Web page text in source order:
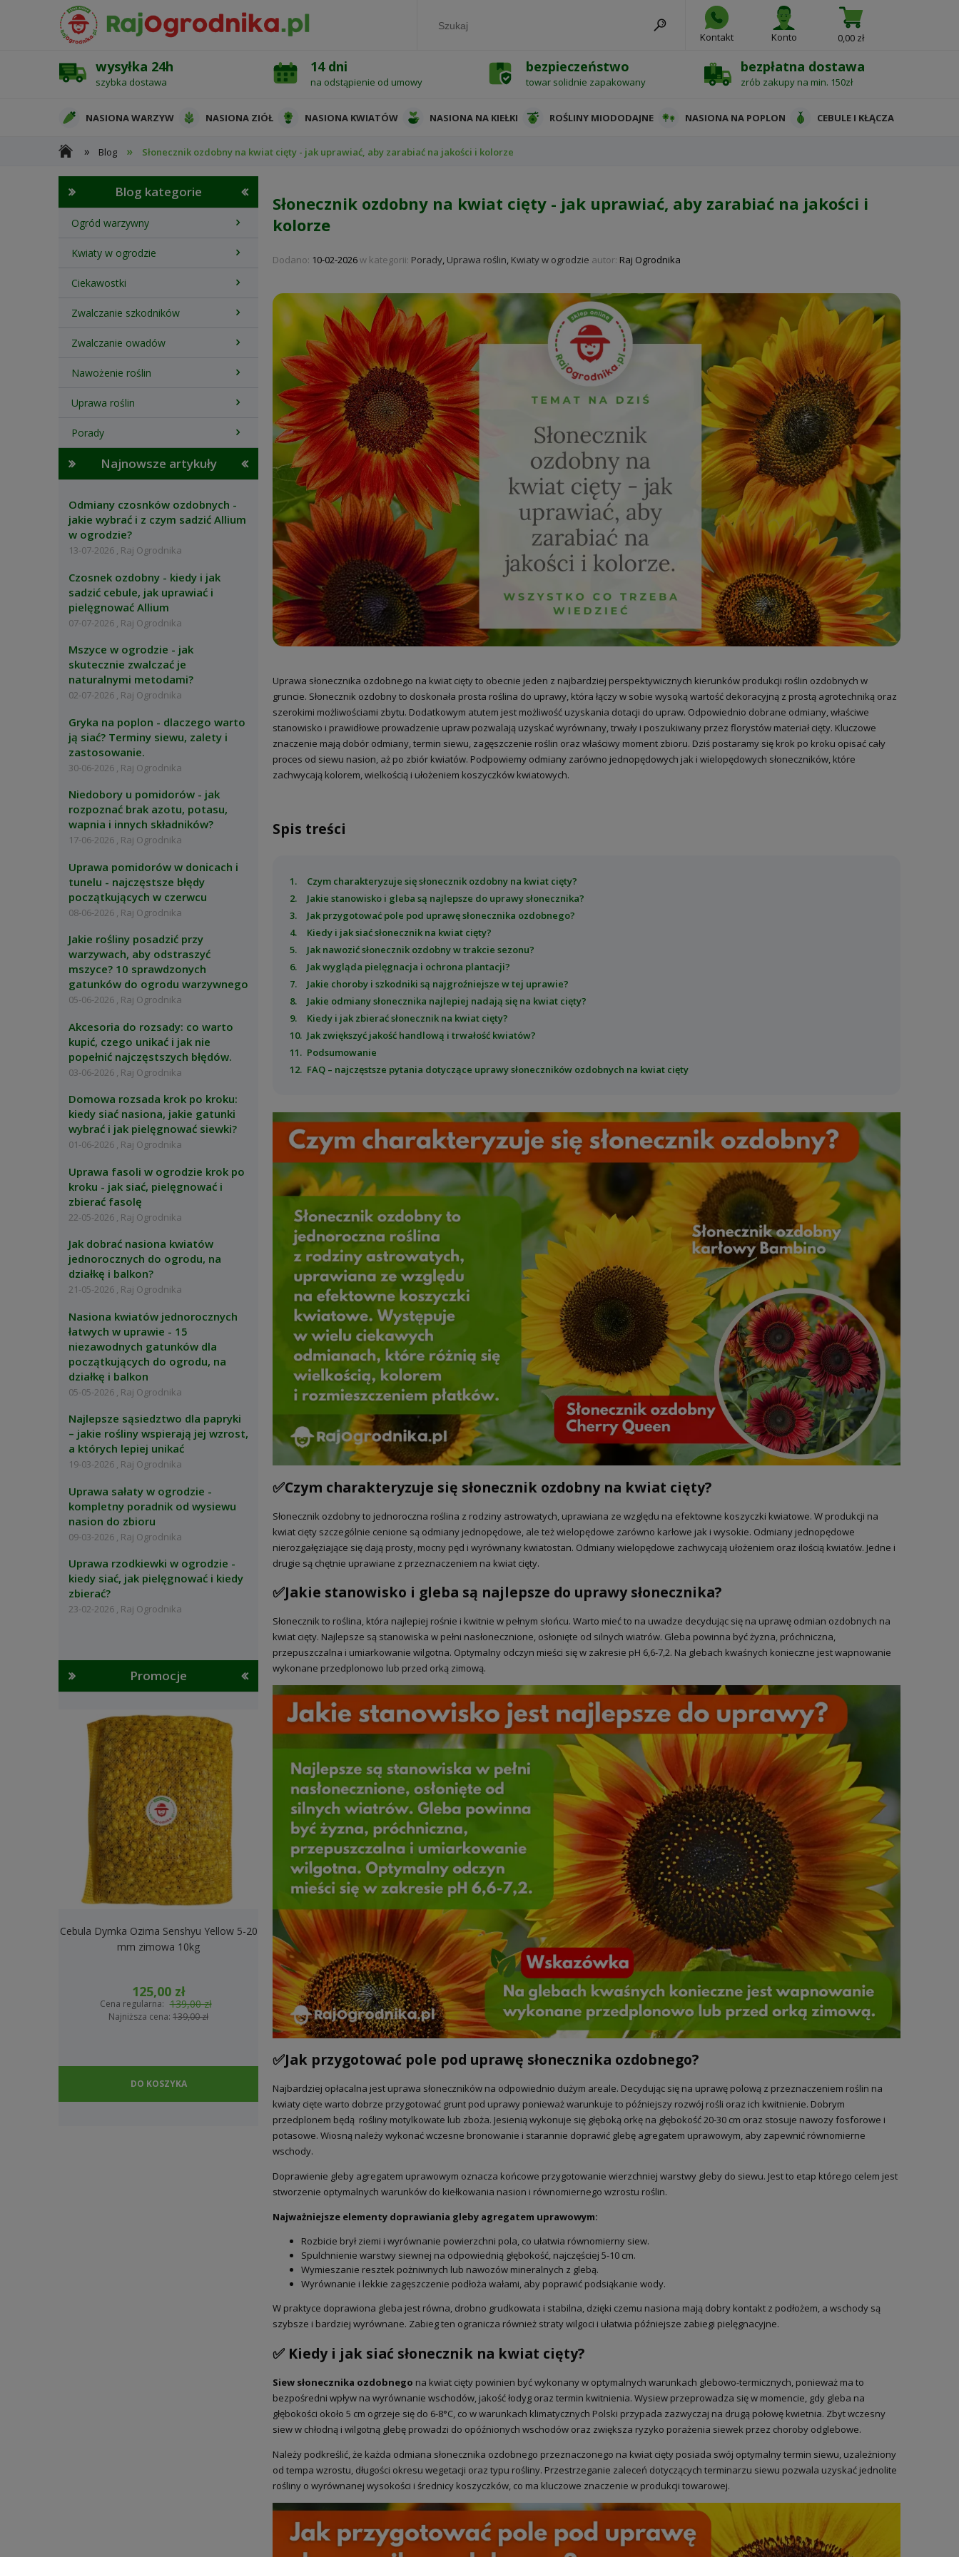
Kontakt Konto 0,00 zł
wysyłka 24h
szybka dostawa
14 dni
na odstąpienie od umowy
bezpieczeństwo
towar solidnie zapakowany
bezpłatna dostawa
zrób zakupy na min. 150zł
NASIONA WARZYW NASIONA ZIÓŁ NASIONA KWIATÓW NASIONA NA KIEŁKI ROŚLINY MIODODAJNE NASIONA NA POPLON CEBULE I KŁĄCZA
OCHRONA ROŚLIN
» Blog » Słonecznik ozdobny na kwiat cięty - jak uprawiać, aby zarabiać na jakości i kolorze
Blog kategorie
Ogród warzywny
Kwiaty w ogrodzie
Ciekawostki
Zwalczanie szkodników
Zwalczanie owadów
Nawożenie roślin
Uprawa roślin
Porady
Najnowsze artykuły
Odmiany czosnków ozdobnych -
jakie wybrać i z czym sadzić Allium
w ogrodzie?
13-07-2026 , Raj Ogrodnika
Czosnek ozdobny - kiedy i jak
sadzić cebule, jak uprawiać i
pielęgnować Allium
07-07-2026 , Raj Ogrodnika
Mszyce w ogrodzie - jak
skutecznie zwalczać je
naturalnymi metodami?
02-07-2026 , Raj Ogrodnika
Gryka na poplon - dlaczego warto
ją siać? Terminy siewu, zalety i
zastosowanie.
30-06-2026 , Raj Ogrodnika
Niedobory u pomidorów - jak
rozpoznać brak azotu, potasu,
wapnia i innych składników?
17-06-2026 , Raj Ogrodnika
Uprawa pomidorów w donicach i
tunelu - najczęstsze błędy
początkujących w czerwcu
08-06-2026 , Raj Ogrodnika
Jakie rośliny posadzić przy
warzywach, aby odstraszyć
mszyce? 10 sprawdzonych
gatunków do ogrodu warzywnego
05-06-2026 , Raj Ogrodnika
Akcesoria do rozsady: co warto
kupić, czego unikać i jak nie
popełnić najczęstszych błędów.
03-06-2026 , Raj Ogrodnika
Domowa rozsada krok po kroku:
kiedy siać nasiona, jakie gatunki
wybrać i jak pielęgnować siewki?
01-06-2026 , Raj Ogrodnika
Uprawa fasoli w ogrodzie krok po
kroku - jak siać, pielęgnować i
zbierać fasolę
22-05-2026 , Raj Ogrodnika
Jak dobrać nasiona kwiatów
jednorocznych do ogrodu, na
działkę i balkon?
21-05-2026 , Raj Ogrodnika
Nasiona kwiatów jednorocznych
łatwych w uprawie - 15
niezawodnych gatunków dla
początkujących do ogrodu, na
działkę i balkon
05-05-2026 , Raj Ogrodnika
Najlepsze sąsiedztwo dla papryki
– jakie rośliny wspierają jej wzrost,
a których lepiej unikać
19-03-2026 , Raj Ogrodnika
Uprawa sałaty w ogrodzie -
kompletny poradnik od wysiewu
nasion do zbioru
09-03-2026 , Raj Ogrodnika
Uprawa rzodkiewki w ogrodzie -
kiedy siać, jak pielęgnować i kiedy
zbierać?
23-02-2026 , Raj Ogrodnika
Promocje
Cebula Dymka Ozima Senshyu Yellow 5-20
mm zimowa 10kg
125,00 zł
Cena regularna: 139,00 zł
Najniższa cena: 139,00 zł
DO KOSZYKA
Cebula Dymka Senshyu Yellow Ozima 20-
25 mm zimowa 10kg
105,00 zł
Cena regularna: 139,00 zł
Najniższa cena:139,00 zł
DO KOSZYKA
Słonecznik ozdobny na kwiat cięty - jak uprawiać, aby zarabiać na jakości i
kolorze
Dodano: 10-02-2026w kategorii: Porady, Uprawa roślin, Kwiaty w ogrodzie autor: Raj Ogrodnika
Uprawa słonecznika ozdobnego na kwiat cięty to obecnie jeden z najbardziej perspektywicznych kierunków produkcji roślin ozdobnych w
gruncie. Słonecznik ozdobny to doskonała prosta roślina do uprawy, która łączy w sobie wysoką wartość dekoracyjną z prostą agrotechniką oraz
szerokimi możliwościami zbytu. Dodatkowym atutem jest możliwość uzyskania dotacji do upraw. Odpowiednio dobrane odmiany, właściwe
stanowisko i prawidłowe prowadzenie upraw pozwalają uzyskać wyrównany, trwały i poszukiwany przez florystów materiał cięty. Kluczowe
znaczenie mają dobór odmiany, termin siewu, zagęszczenie roślin oraz właściwy moment zbioru. Dziś postaramy się krok po kroku opisać cały
proces od siewu nasion, aż po zbiór kwiatów. Podpowiemy odmiany zarówno jednopędowych jak i wielopędowych słoneczników, które
zachwycają kolorem, wielkością i ułożeniem koszyczków kwiatowych.
Spis treści
Czym charakteryzuje się słonecznik ozdobny na kwiat cięty?
Jakie stanowisko i gleba są najlepsze do uprawy słonecznika?
Jak przygotować pole pod uprawę słonecznika ozdobnego?
Kiedy i jak siać słonecznik na kwiat cięty?
Jak nawozić słonecznik ozdobny w trakcie sezonu?
Jak wygląda pielęgnacja i ochrona plantacji?
Jakie choroby i szkodniki są najgroźniejsze w tej uprawie?
Jakie odmiany słonecznika najlepiej nadają się na kwiat cięty?
Kiedy i jak zbierać słonecznik na kwiat cięty?
Jak zwiększyć jakość handlową i trwałość kwiatów?
Podsumowanie
FAQ – najczęstsze pytania dotyczące uprawy słoneczników ozdobnych na kwiat cięty
✅Czym charakteryzuje się słonecznik ozdobny na kwiat cięty?
Słonecznik ozdobny to jednoroczna roślina z rodziny astrowatych, uprawiana ze względu na efektowne koszyczki kwiatowe. W produkcji na
kwiat cięty szczególnie cenione są odmiany jednopędowe, ale też wielopędowe zarówno karłowe jak i wysokie. Odmiany jednopędowe
nierozgałęziające się dają prosty, mocny pęd i wyrównany kwiatostan. Odmiany wielopędowe zachwycają ułożeniem oraz ilością kwiatów. Jedne i
drugie są chętnie uprawiane z przeznaczeniem na kwiat cięty.
✅Jakie stanowisko i gleba są najlepsze do uprawy słonecznika?
Słonecznik to roślina, która najlepiej rośnie i kwitnie w pełnym słońcu. Warto mieć to na uwadze decydując się na uprawę odmian ozdobnych na
kwiat cięty. Najlepsze są stanowiska w pełni nasłonecznione, osłonięte od silnych wiatrów. Gleba powinna być żyzna, próchniczna,
przepuszczalna i umiarkowanie wilgotna. Optymalny odczyn mieści się w zakresie pH 6,6-7,2. Na glebach kwaśnych konieczne jest wapnowanie
wykonane przedplonowo lub przed orką zimową.
✅Jak przygotować pole pod uprawę słonecznika ozdobnego?
Najbardziej opłacalna jest uprawa słoneczników na odpowiednio dużym areale. Decydując się na uprawę polową z przeznaczeniem roślin na
kwiaty cięte warto dobrze przygotować grunt pod uprawy ponieważ warunkuje to późniejszy rozwój rośli oraz ich kwitnienie. Dobrym
przedplonem będą rośliny motylkowate lub zboża. Jesienią wykonuje się głęboką orkę na głębokość 20-30 cm oraz stosuje nawozy fosforowe i
potasowe. Wiosną należy wykonać wczesne bronowanie i starannie doprawić glebę agregatem uprawowym, aby zapewnić równomierne
wschody.
Doprawienie gleby agregatem uprawowym oznacza końcowe przygotowanie wierzchniej warstwy gleby do siewu. Jest to etap którego celem jest
stworzenie optymalnych warunków do kiełkowania nasion i równomiernego wzrostu roślin.
Najważniejsze elementy doprawiania gleby agregatem uprawowym:
Rozbicie brył ziemi i wyrównanie powierzchni pola, co ułatwia równomierny siew.
Spulchnienie warstwy siewnej na odpowiednią głębokość, najczęściej 5-10 cm.
Wymieszanie resztek pożniwnych lub nawozów mineralnych z glebą.
Wyrównanie i lekkie zagęszczenie podłoża wałami, aby poprawić podsiąkanie wody.
W praktyce doprawiona gleba jest równa, drobno grudkowata i stabilna, dzięki czemu nasiona mają dobry kontakt z podłożem, a wschody są
szybsze i bardziej wyrównane. Zabieg ten ogranicza również straty wilgoci i ułatwia późniejsze zabiegi pielęgnacyjne.
✅ Kiedy i jak siać słonecznik na kwiat cięty?
Siew słonecznika ozdobnego na kwiat cięty powinien być wykonany w optymalnych warunkach glebowo-termicznych, ponieważ ma to
bezpośredni wpływ na wyrównanie wschodów, jakość łodyg oraz termin kwitnienia. Wysiew przeprowadza się w momencie, gdy gleba na
głębokości około 5 cm ogrzeje się do 6-8°C, co w warunkach klimatycznych Polski przypada zazwyczaj na drugą połowę kwietnia. Zbyt wczesny
siew w chłodną i wilgotną glebę prowadzi do opóźnionych wschodów oraz zwiększa ryzyko porażenia siewek przez choroby odglebowe.
Należy podkreślić, że każda odmiana słonecznika ozdobnego przeznaczonego na kwiat cięty posiada swój optymalny termin siewu, uzależniony
od tempa wzrostu, długości okresu wegetacji oraz typu rośliny. Przestrzeganie zaleceń dotyczących terminarzu siewu pozwala uzyskać jednolite
rośliny o wyrównanej wysokości i średnicy koszyczków, co ma kluczowe znaczenie w produkcji towarowej.